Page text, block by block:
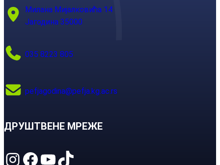
Милана Мијалковића 14
Јагодина 35000
035 8223 805
pefjagodina@pefja.kg.ac.rs
ДРУШТВЕНЕ МРЕЖЕ
Instagram Facebook YouTube TikTok